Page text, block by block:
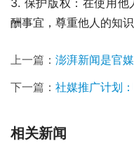
酬事宜，尊重他人的知识
上一篇： 澎湃新闻是官
下一篇： 社媒推广计划
相关新闻